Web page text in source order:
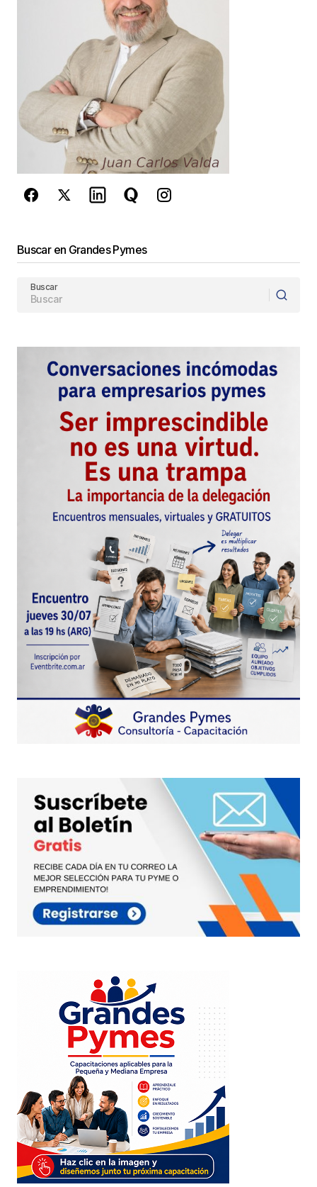
Guarda mi nombre, correo electrónico y web en
este navegador para la próxima vez que
comente.
Este sitio esta protegido por
reCAPTCHA y la Política de
privacidad y los Términos del servicio
de Googlese aplican.
Buscar en Grandes Pymes
Buscar